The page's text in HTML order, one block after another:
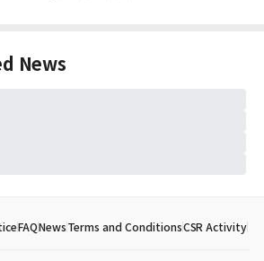
News
FAQNewsTerms and ConditionsCSR Activity